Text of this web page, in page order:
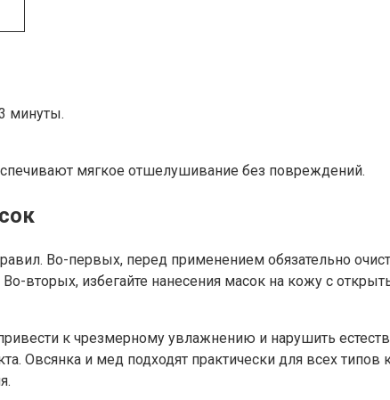
минуты.
мягкое отшелушивание без повреждений.
Во-первых, перед применением обязательно
вторых, избегайте нанесения масок на кожу с
к чрезмерному увлажнению и нарушить
и мед подходят практически для всех типов